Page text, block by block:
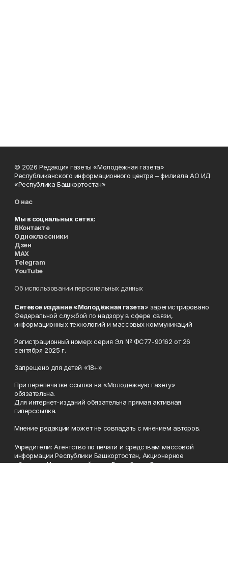
© 2026 Редакция газеты «Молодёжная газета»
Республиканского информационного центра – филиала АО ИД
«Республика Башкортостан»
О нас
Мы в социальных сетях:
ВКонтакте
Одноклассники
Дзен
MAX
Telegram
YouTube
Об использовании персональных данных
Сетевое издание «Молодёжная газета» зарегистрировано
Федеральной службой по надзору в сфере связи,
информационных технологий и массовых коммуникаций
Регистрационный номер: серия Эл № ФС77-90162 от 26
сентября 2025 г.
Запрещено для детей «18+»
При перепечатке ссылка на «Молодёжную газету»
обязательна.
Для интернет-изданий обязательна прямая активная
гиперссылка.
Мнение редакции может не совпадать с мнением авторов.
Учредители: Агентство по печати и средствам массовой
информации Республики Башкортостан, Акционерное
общество Издательский дом «Республика Башкортостан».